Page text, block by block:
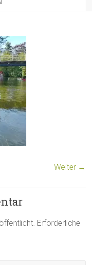
Weiter →
Erforderliche